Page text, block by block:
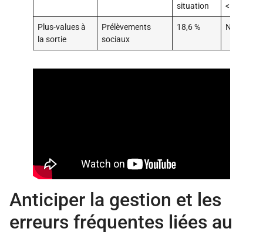
situation
<50
Plus-values à
la sortie
Prélèvements
sociaux
18,6 % Non
Anticiper la gestion et les
erreurs fréquentes liées au